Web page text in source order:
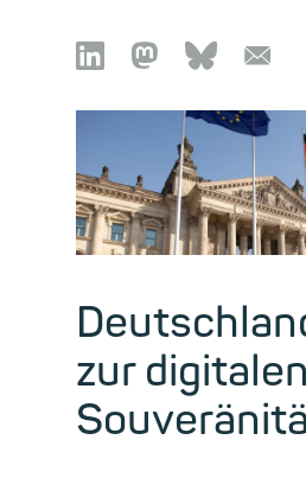
 🦣︎ 🦋︎ 📧︎
zur digitalen